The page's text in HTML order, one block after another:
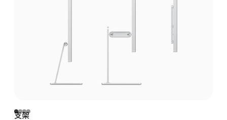
支架